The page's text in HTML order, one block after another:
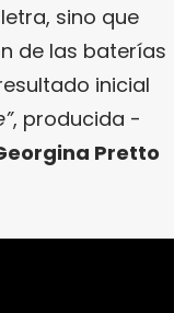
sino que
de las baterías
inicial
, producida -
Pretto